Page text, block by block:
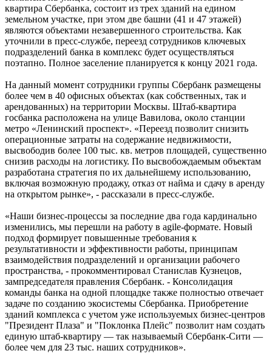
квартира Сбербанка, состоит из трех зданий на едином
земельном участке, при этом две башни (41 и 47 этажей)
являются объектами незавершенного строительства. Как
уточнили в пресс-службе, переезд сотрудников ключевых
подразделений банка в комплекс будет осуществляться
поэтапно. Полное заселение планируется к концу 2021 года.
На данный момент сотрудники группы Сбербанк размещены
более чем в 40 офисных объектах (как собственных, так и
арендованных) на территории Москвы. Штаб-квартира
госбанка расположена на улице Вавилова, около станции
метро «Ленинский проспект». «Переезд позволит снизить
операционные затраты на содержание недвижимости,
высвободив более 100 тыс. кв. метров площадей, существенно
снизив расходы на логистику. По высвобождаемым объектам
разработана стратегия по их дальнейшему использованию,
включая возможную продажу, отказ от найма и сдачу в аренду
на открытом рынке», - рассказали в пресс-службе.
«Наши бизнес-процессы за последние два года кардинально
изменились, мы перешли на работу в agile-формате. Новый
подход формирует повышенные требования к
результативности и эффективности работы, принципам
взаимодействия подразделений и организации рабочего
пространства, - прокомментировал Станислав Кузнецов,
зампредседателя правления Сбербанк. - Консолидация
команды банка на одной площадке также полностью отвечает
задаче по созданию экосистемы Сбербанка. Приобретение
зданий комплекса с учетом уже используемых бизнес-центров
"Президент Плаза" и "Поклонка Плейс" позволит нам создать
единую штаб-квартиру — так называемый Сбербанк-Сити —
более чем для 23 тыс. наших сотрудников».